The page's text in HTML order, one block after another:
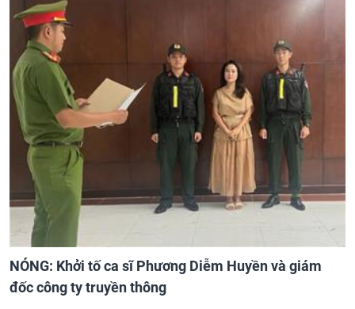
NÓNG: Khởi tố ca sĩ Phương Diễm Huyền và giám
đốc công ty truyền thông